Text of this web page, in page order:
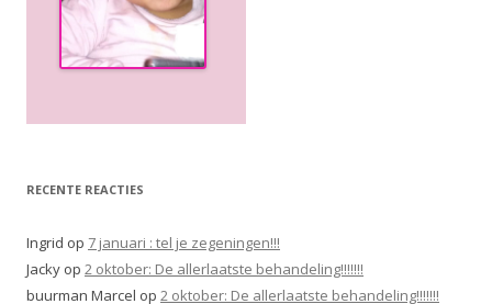
RECENTE REACTIES
Ingrid op 7 januari : tel je zegeningen!!!
Jacky op 2 oktober: De allerlaatste behandeling!!!!!!!
buurman Marcel op 2 oktober: De allerlaatste behandeling!!!!!!!